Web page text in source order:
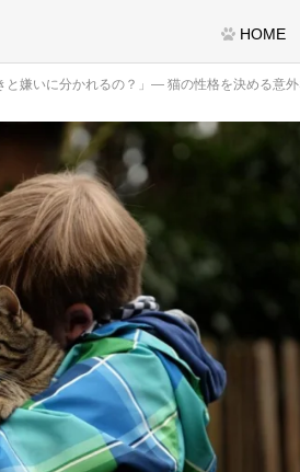
HOME
と嫌いに分かれるの？」— 猫の性格を決める意